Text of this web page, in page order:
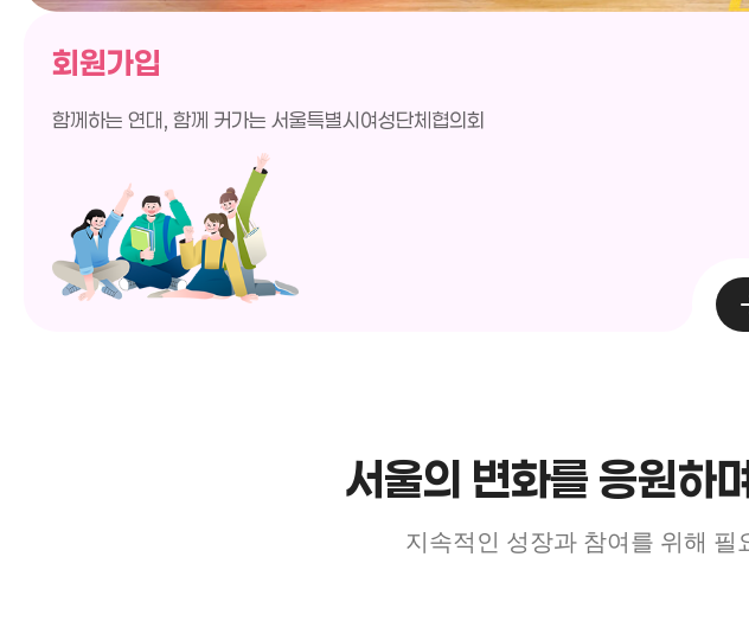
회원가입
함께하는 연대, 함께 커가는 서울특별시여성단체협의회
서울의 변화를 응원하
지속적인 성장과 참여를 위해 필